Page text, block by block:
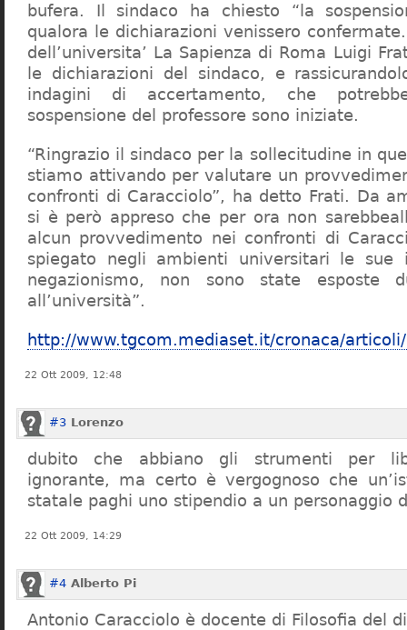
bufera. Il sindaco ha chiesto “la
qualora le dichiarazioni venissero
dell’universita’ La Sapienza di Roma Luigi
le dichiarazioni del sindaco, e
indagini di accertamento, che
sospensione del professore sono iniziate.
“Ringrazio il sindaco per la sollecitudine in
stiamo attivando per valutare un
confronti di Caracciolo”, ha detto Frati. Da
si è però appreso che per ora non
alcun provvedimento nei confronti di
spiegato negli ambienti universitari le sue
negazionismo, non sono state esposte
all’università”.
http://www.tgcom.mediaset.it/cronaca/
22 Ott 2009, 12:48
#3 Lorenzo
dubito che abbiano gli strumenti per
ignorante, ma certo è vergognoso che
statale paghi uno stipendio a un personaggio
22 Ott 2009, 14:29
#4 Alberto Pi
Antonio Caracciolo è docente di Filosofia del